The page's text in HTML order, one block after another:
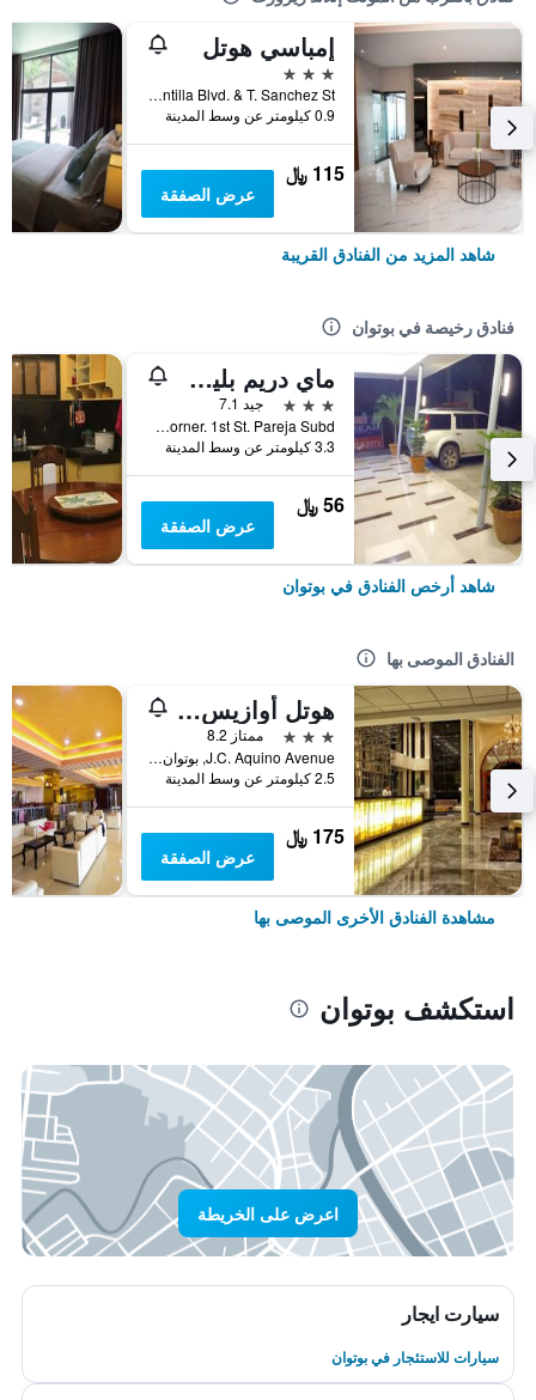
إمباسي هوتل
3 نجوم
Corner Montilla Blvd. & T. Sanchez St., بوتوان, الفلبين
0.9 كيلومتر عن وسط المدينة
115 ﷼
عرض الصفقة
شاهد المزيد من الفنادق القريبة
فنادق رخيصة في بوتوان
ماي دريم بليس هوتل - نير روبينسونز مول بوتوان
3 نجوم
جيد 7.1
Jc Aquino Corner. 1st St. Pareja Subd., بوتوان, الفلبين
3.3 كيلومتر عن وسط المدينة
56 ﷼
عرض الصفقة
شاهد أرخص الفنادق في بوتوان
الفنادق الموصى بها
هوتل أوازيس بيوتوان
3 نجوم
ممتاز 8.2
J.C. Aquino Avenue, بوتوان, الفلبين
2.5 كيلومتر عن وسط المدينة
175 ﷼
عرض الصفقة
مشاهدة الفنادق الأخرى الموصى بها
استكشف بوتوان
اعرض على الخريطة
سيارت ايجار
سيارات للاستئجار في بوتوان